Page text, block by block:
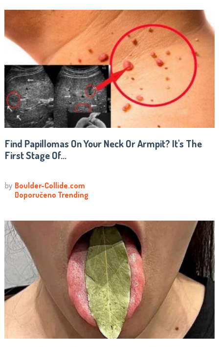
Find Papillomas On Your Neck Or Armpit? It's The
First Stage Of...